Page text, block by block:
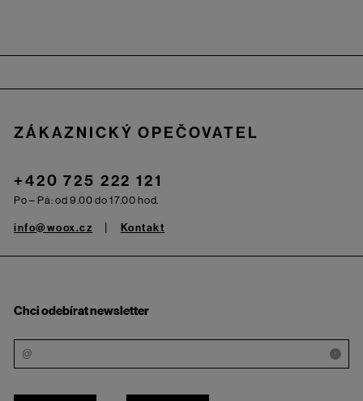
ZÁKAZNICKÝ OPEČOVATEL
+420 725 222 121
Po – Pá: od 9.00 do 17.00 hod.
info@woox.cz Kontakt
Chci odebírat newsletter
i